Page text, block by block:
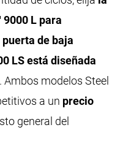
L para
puerta de baja
LS está diseñada
. Ambos modelos Steel
a un precio
general del